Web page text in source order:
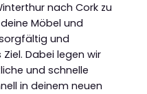
nach Cork zu
Möbel und
und
Dabei legen wir
und schnelle
in deinem neuen